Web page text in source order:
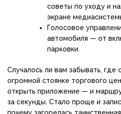
советы по уходу и
экране
Голосовое
автомобиля — от
парковки.
Случалось ли вам забывать, где
огромной стоянке торгового
открыть приложение — и
за секунды. Стало проще и